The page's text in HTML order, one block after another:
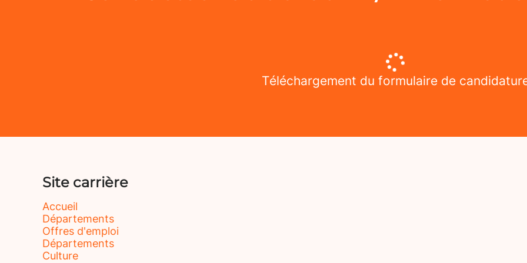
Téléchargement du formulaire de
Site carrière
Accueil
Départements
Offres d'emploi
Départements
Culture